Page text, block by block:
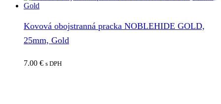
Kovová obojstranná pracka NOBLEHIDE GOLD,
25mm, Gold
7.00 € s DPH